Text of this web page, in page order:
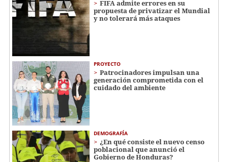
FIFA admite errores en su
propuesta de privatizar el Mundial
y no tolerará más ataques
PROYECTO
Patrocinadores impulsan una
generación comprometida con el
cuidado del ambiente
DEMOGRAFÍA
¿En qué consiste el nuevo censo
poblacional que anunció el
Gobierno de Honduras?